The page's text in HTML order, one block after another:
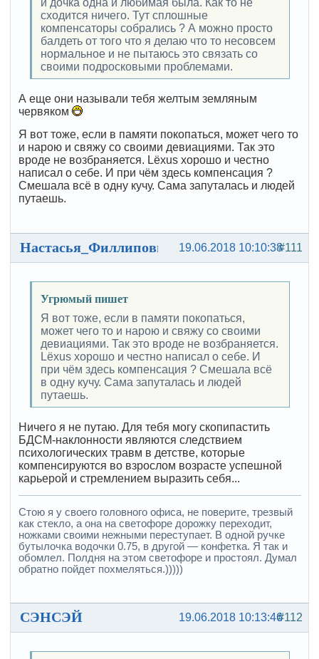
сходится ничего. Тут сплошные
компенсаторы собрались ? А можно просто
балдеть от того что я делаю что то несовсем
нормальное и не пытаюсь это связать со
своими подросковыми проблемами.
А еще они называли тебя желтым земляным
червяком
Я вот тоже, если в памяти покопаться, может чего то
и нарою и свяжу со своими девиациями. Так это
вроде не возбраняется. Lёxus хорошо и честно
написал о себе. И при чём здесь компенсация ?
Смешала всё в одну кучу. Сама запуталась и людей
путаешь.
#111
19.06.2018 10:10:38
Настасья_Филлиповна
Угрюмый пишет
Я вот тоже, если в памяти покопаться,
может чего то и нарою и свяжу со своими
девиациями. Так это вроде не возбраняется.
Lёxus хорошо и честно написал о себе. И
при чём здесь компенсация ? Смешала всё
в одну кучу. Сама запуталась и людей
путаешь.
Ничего я не путаю. Для тебя могу скопипастить
БДСМ-наклонности являются следствием
психологических травм в детстве, которые
компенсируются во взрослом возрасте успешной
карьерой и стремлением выразить себя...
Стою я у своего головного офиса, не поверите, трезвый
как стекло, а она на светофоре дорожку переходит,
ножками своими нежными переступает. В одной ручке
бутылочка водочки 0.75, в другой — конфетка. Я так и
обомлел. Полдня на этом светофоре и простоял. Думал
обратно пойдет похмеляться.)))))
#112
19.06.2018 10:13:46
СЭНСЭЙ